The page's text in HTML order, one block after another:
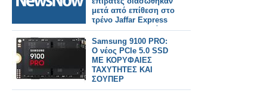
μετά από επίθεση στο
τρένο Jaffar Express
στο Μπαλουχιστάν
Samsung 9100 PRO:
Ο νέος PCIe 5.0 SSD
ΜΕ ΚΟΡΥΦΑΙΕΣ
ΤΑΧΥΤΗΤΕΣ ΚΑΙ
ΣΟΥΠΕΡ
ΧΩΡΗΤΙΚΟΤΗΤΑ